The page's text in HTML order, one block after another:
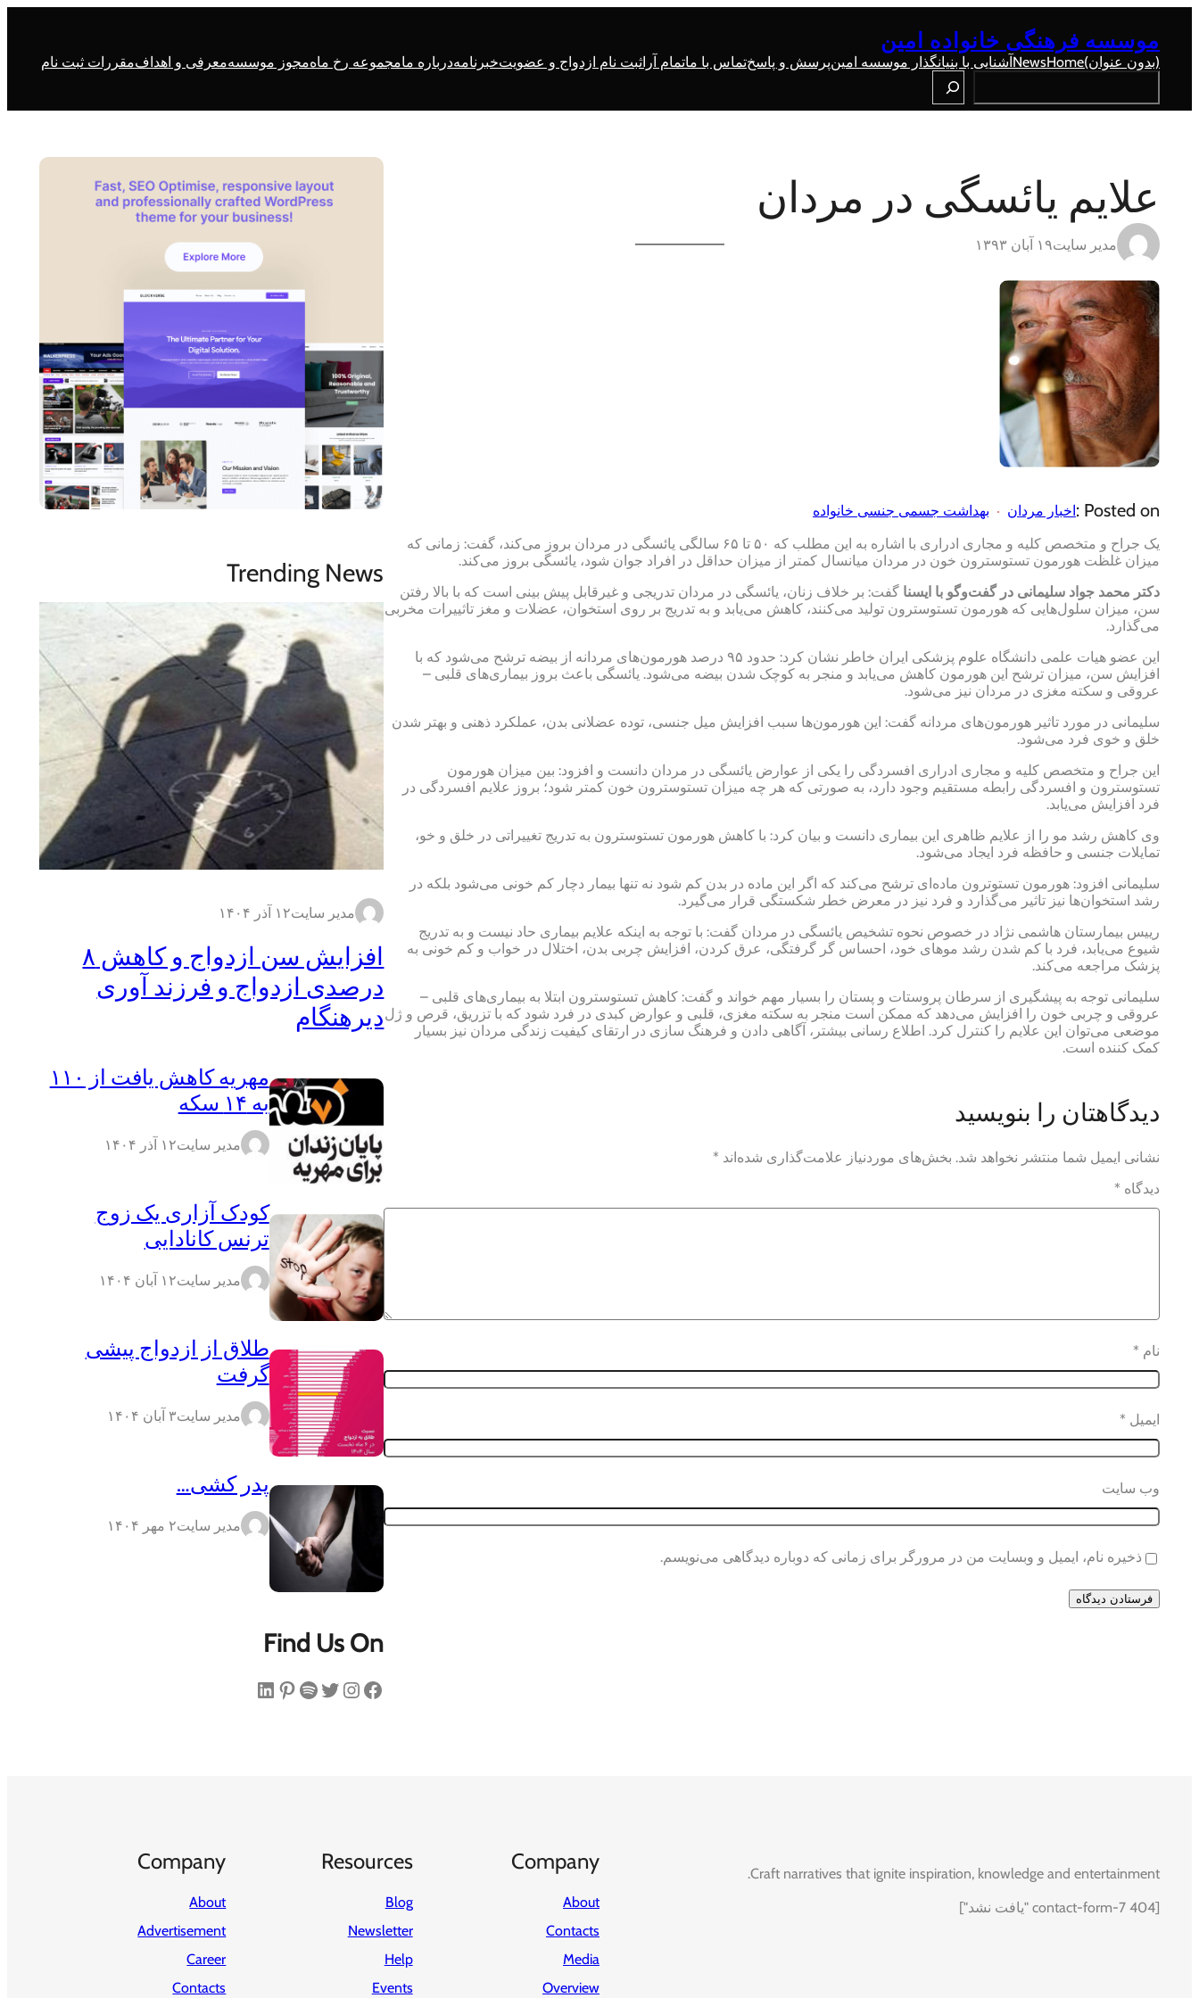
موسسه فرهنگی خانواده امین
(بدون عنوان)Home
Newsآشنایی با بنیانگذار موسسه امینپرسش و پاسختماس با ماتمام آراثبت نام ازدواج و عضویتخبرنامهدرباره مامجموعه رخ ماهمجوز موسسهمعرفی و اهدافمقررات ثبت نام
Search
علایم یائسگی در مردان
مدیر سایت۱۹ آبان ۱۳۹۳
Posted on : اخبار مردان
بهداشت جسمی جنسی خانواده
یک جراح و متخصص کلیه و مجاری ادراری با اشاره به این مطلب که ۵۰ تا ۶۵ سالگی یائسگی در مردان بروز می‌کند، گفت: زمانی که
میزان غلظت هورمون تستوسترون خون در مردان میانسال کمتر از میزان حداقل در افراد جوان شود، یائسگی بروز می‌کند.
دکتر محمد جواد سلیمانی در گفت‌وگو با ایسنا گفت: بر خلاف زنان، یائسگی در مردان تدریجی و غیرقابل پیش بینی است که با بالا رفتن
سن، میزان سلول‌هایی که هورمون تستوسترون تولید می‌کنند، کاهش می‌یابد و به تدریج بر روی استخوان، عضلات و مغز تاثییرات مخربی
می‌گذارد.
این عضو هیات علمی دانشگاه علوم پزشکی ایران خاطر نشان کرد: حدود ۹۵ درصد هورمون‌های مردانه از بیضه ترشح می‌شود که با
افزایش سن، میزان ترشح این هورمون کاهش می‌یابد و منجر به کوچک شدن بیضه می‌شود. یائسگی باعث بروز بیماری‌های قلبی –
عروقی و سکته مغزی در مردان نیز می‌شود.
سلیمانی در مورد تاثیر هورمون‌های مردانه گفت: این هورمون‌ها سبب افزایش میل جنسی، توده عضلانی بدن، عملکرد ذهنی و بهتر شدن
خلق و خوی فرد می‌شود.
این جراح و متخصص کلیه و مجاری ادراری افسردگی را یکی از عوارض یائسگی در مردان دانست و افزود: بین میزان هورمون
تستوسترون و افسردگی رابطه مستقیم وجود دارد، به صورتی که هر چه میزان تستوسترون خون کمتر شود؛ بروز علایم افسردگی در
فرد افزایش می‌یابد.
وی کاهش رشد مو را از علایم ظاهری این بیماری دانست و بیان کرد: با کاهش هورمون تستوسترون به تدریج تغییراتی در خلق و خو،
تمایلات جنسی و حافظه فرد ایجاد می‌شود.
سلیمانی افزود: هورمون تستوترون ماده‌ای ترشح می‌کند که اگر این ماده در بدن کم شود نه تنها بیمار دچار کم خونی می‌شود بلکه در
رشد استخوان‌ها نیز تاثیر می‌گذارد و فرد نیز در معرض خطر شکستگی قرار می‌گیرد.
رییس بیمارستان هاشمی نژاد در خصوص نحوه تشخیص یائسگی در مردان گفت: با توجه به اینکه علایم بیماری حاد نیست و به تدریج
شیوع می‌یابد، فرد با کم شدن رشد موهای خود، احساس گر گرفتگی، عرق کردن، افزایش چربی بدن، اختلال در خواب و کم خونی به
پزشک مراجعه می‌کند.
سلیمانی توجه به پیشگیری از سرطان پروستات و پستان را بسیار مهم خواند و گفت: کاهش تستوسترون ابتلا به بیماری‌های قلبی –
عروقی و چربی خون را افزایش می‌دهد که ممکن است منجر به سکته مغزی، قلبی و عوارض کبدی در فرد شود که با تزریق، قرص و ژل
موضعی می‌توان این علایم را کنترل کرد. اطلاع رسانی بیشتر، آگاهی دادن و فرهنگ سازی در ارتقای کیفیت زندگی مردان نیز بسیار
کمک کننده است.
دیدگاهتان را بنویسید
نشانی ایمیل شما منتشر نخواهد شد. بخش‌های موردنیاز علامت‌گذاری شده‌اند *
دیدگاه *
نام *
ایمیل *
وب‌ سایت
ذخیره نام، ایمیل و وبسایت من در مرورگر برای زمانی که دوباره دیدگاهی می‌نویسم.
Trending News
مدیر سایت۱۲ آذر ۱۴۰۴
افزایش سن ازدواج و کاهش ۸
درصدی ازدواج و فرزند آوری
دیرهنگام
مهریه کاهش یافت از ۱۱۰
به ۱۴ سکه
مدیر سایت۱۲ آذر ۱۴۰۴
کودک آزاری یک زوج
ترنس کانادایی
مدیر سایت۱۲ آبان ۱۴۰۴
طلاق از ازدواج پیشی
گرفت
مدیر سایت۳ آبان ۱۴۰۴
پدر کشی…
مدیر سایت۲ مهر ۱۴۰۴
Find Us On
فیس‌بوک اینستاگرم توییتر اسپاتیفای پینترست لینکداین
Craft narratives that ignite inspiration, knowledge and entertainment.
[contact-form-7 404 "یافت نشد"]
Company
About
Contacts
Media
Overview
Resources
Blog
Newsletter
Help
Events
Company
About
Advertisement
Career
Contacts